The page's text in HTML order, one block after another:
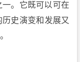
。它既可以可在
史演变和发展又